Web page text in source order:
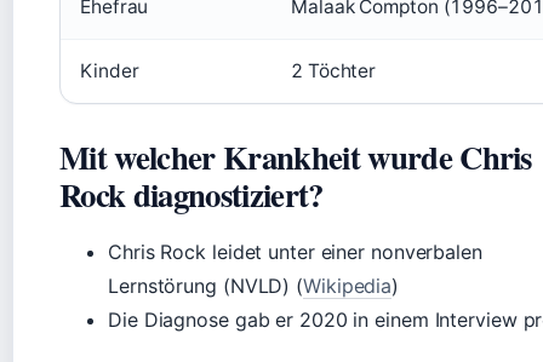
Ehefrau Malaak Compton
Kinder 2 Töchter
Mit welcher Krankheit wurde Chris
Rock diagnostiziert?
Chris Rock leidet unter einer nonverbalen
Lernstörung (NVLD) (Wikipedia)
Die Diagnose gab er 2020 in einem Interview